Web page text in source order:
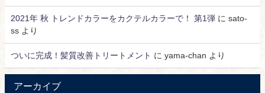
2021年 秋 トレンドカラーをカクテルカラーで！ 第1弾 に sato-
ss より
ついに完成！髪質改善トリートメント に yama-chan より
アーカイブ